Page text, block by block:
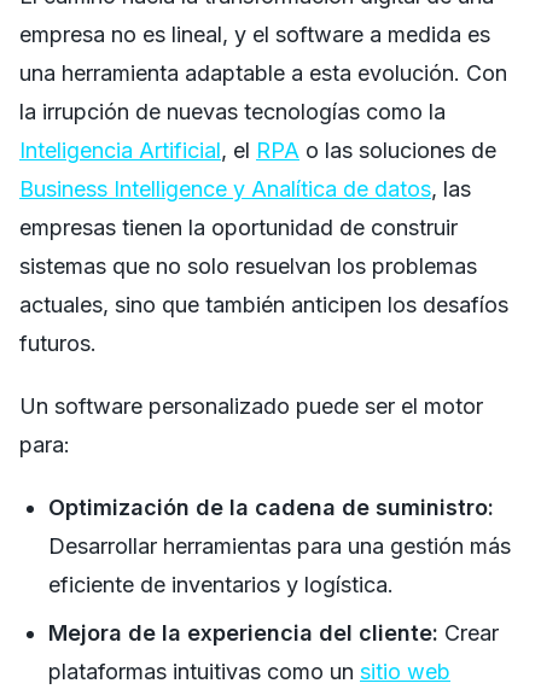
empresa no es lineal, y el software a medida es
una herramienta adaptable a esta evolución. Con
la irrupción de nuevas tecnologías como la
Inteligencia Artificial, el RPA o las soluciones de
Business Intelligence y Analítica de datos, las
empresas tienen la oportunidad de construir
sistemas que no solo resuelvan los problemas
actuales, sino que también anticipen los desafíos
futuros.
Un software personalizado puede ser el motor
para:
Optimización de la cadena de suministro:
Desarrollar herramientas para una gestión más
eficiente de inventarios y logística.
Mejora de la experiencia del cliente: Crear
plataformas intuitivas como un sitio web